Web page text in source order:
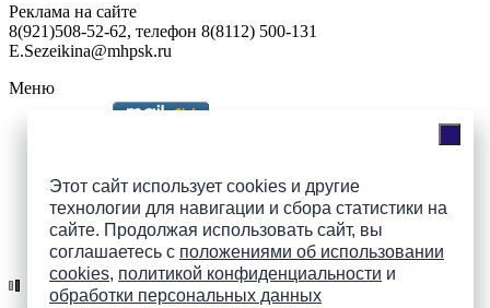
Этот сайт использует cookies и другие
технологии для навигации и сбора статистики на
сайте. Продолжая использовать сайт, вы
соглашаетесь с положениями об использовании
cookies, политикой конфиденциальности и
обработки персональных данных
Реклама на сайте
8(921)508-52-62, телефон 8(8112) 500-131
E.Sezeikina@mhpsk.ru
Меню
Подпишись на группы
ПАИ в соцсетях!